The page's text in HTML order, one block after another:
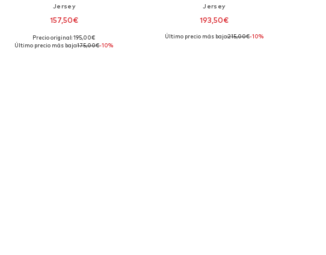
Jersey
157,50€
Tallas disponibles: XL
Precio original: 195,00€
Último precio más bajo:175,00€-10%
Jersey
193,50€
Tallas disponibles: XXL
Último precio más bajo:215,00€-10%